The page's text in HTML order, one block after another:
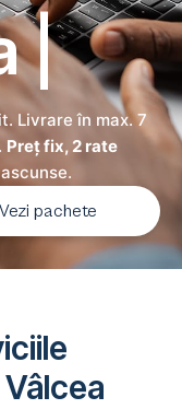
|
Livrare în max. 7
Preț fix, 2 rate
Vezi pachete